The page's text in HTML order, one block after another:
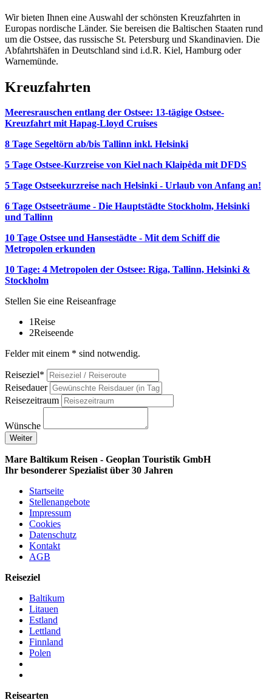
Wir bieten Ihnen eine Auswahl der schönsten Kreuzfahrten in
Europas nordische Länder. Sie bereisen die Baltischen Staaten rund
um die Ostsee, das russische St. Petersburg und Skandinavien. Die
Abfahrtshäfen in Deutschland sind i.d.R. Kiel, Hamburg oder
Warnemünde.
Kreuzfahrten
Meeresrauschen entlang der Ostsee: 13-tägige Ostsee-
Kreuzfahrt mit Hapag-Lloyd Cruises
8 Tage Segeltörn ab/bis Tallinn inkl. Helsinki
5 Tage Ostsee-Kurzreise von Kiel nach Klaipėda mit DFDS
5 Tage Ostseekurzreise nach Helsinki - Urlaub von Anfang an!
6 Tage Ostseeträume - Die Hauptstädte Stockholm, Helsinki
und Tallinn
10 Tage Ostsee und Hansestädte - Mit dem Schiff die
Metropolen erkunden
10 Tage: 4 Metropolen der Ostsee: Riga, Tallinn, Helsinki &
Stockholm
Stellen Sie eine Reiseanfrage
1Reise
2Reiseende
Felder mit einem * sind notwendig.
Reiseziel*
Reisedauer
Reisezeitraum
Wünsche
Weiter
Mare Baltikum Reisen - Geoplan Touristik GmbH
Ihr besonderer Spezialist über 30 Jahren
Startseite
Stellenangebote
Impressum
Cookies
Datenschutz
Kontakt
AGB
Reiseziel
Baltikum
Litauen
Estland
Lettland
Finnland
Polen
Reisearten